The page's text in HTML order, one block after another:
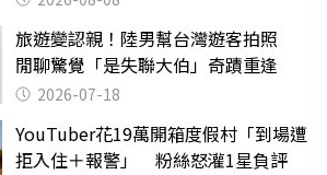
旅遊變認親！陸男幫台灣遊客拍照
閒聊驚覺「是失聯大伯」奇蹟重逢
2026-07-18
YouTuber花19萬開箱度假村「到場遭
拒入住＋報警」 粉絲怒灌1星負評